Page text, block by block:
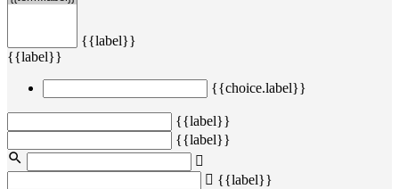
{{label}}
{{label}}
{{choice.label}}
{{label}}
{{label}}
{{label}}